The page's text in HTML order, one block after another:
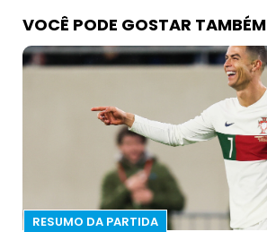
VOCÊ PODE GOSTAR TAMBÉM
RESUMO DA PARTIDA